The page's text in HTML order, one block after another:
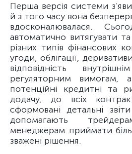
Перша версія системи
й з того часу вона
вдосконалювалася.
автоматично витягувати та
різних типів фінансових
угоди, облігації,
відповідність
регуляторним вимогам,
потенційні кредитні та
додачу, до всіх
сформовані детальні
допомагають
менеджерам приймати
зважені рішення.